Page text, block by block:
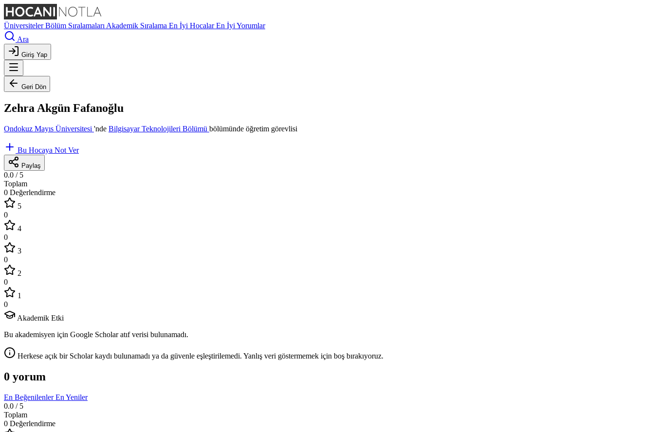
ÜniversitelerBölüm Sıralamaları Akademik Sıralama En İyi HocalarEn İyi Yorumlar
Ara
Giriş Yap
Geri Dön
Zehra Akgün Fafanoğlu
Ondokuz Mayıs Üniversitesi 'nde Bilgisayar Teknolojileri Bölümü bölümünde öğretim görevlisi
Bu Hocaya Not Ver
Paylaş
0.0 / 5
Toplam
0 Değerlendirme
5
0
4
0
3
0
2
0
1
0
Akademik Etki
Bu akademisyen için Google Scholar atıf verisi bulunamadı.
Herkese açık bir Scholar kaydı bulunamadı ya da güvenle eşleştirilemedi. Yanlış veri göstermemek için boş bırakıyoruz.
0 yorum
En BeğenilenlerEn Yeniler
0.0 / 5
Toplam
0 Değerlendirme